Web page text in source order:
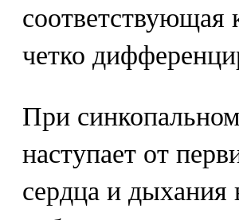
соответствующая
четко
При
наступает от
сердца и дыхания